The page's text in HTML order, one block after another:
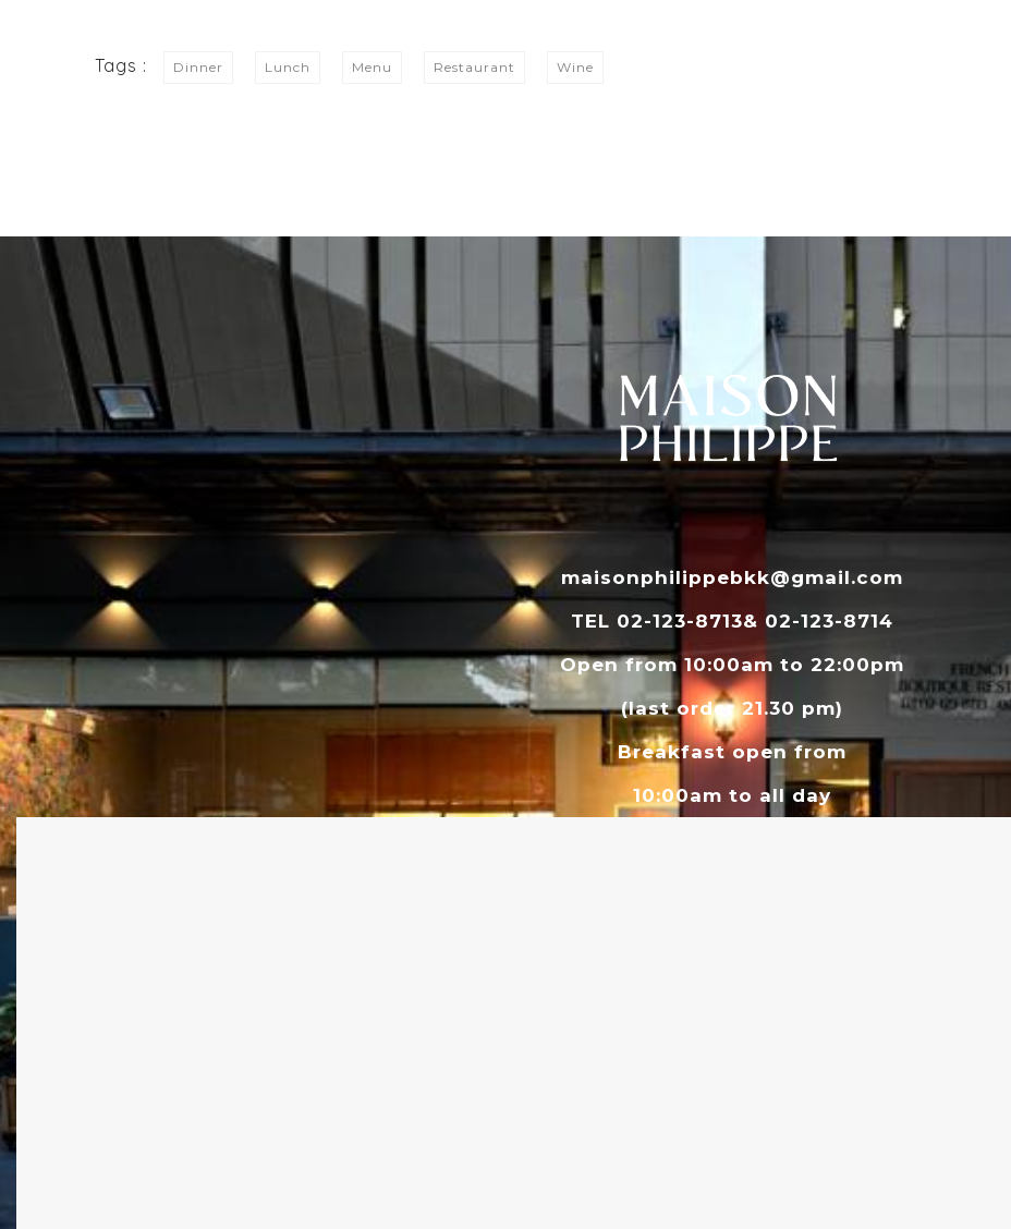
Tags : Dinner Lunch Menu Restaurant Wine
maisonphilippebkk@gmail.com
TEL 02-123-8713& 02-123-8714
Open from 10:00am to 22:00pm
(last order 21.30 pm)
Breakfast open from
10:00am to all day